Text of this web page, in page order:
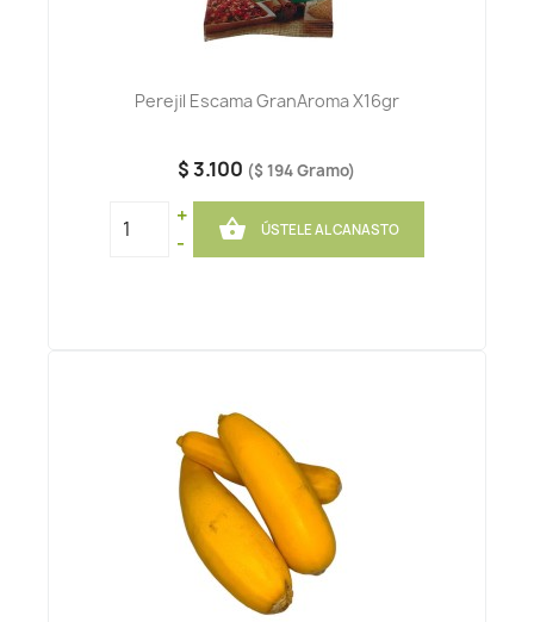
Perejil Escama GranAroma X16gr
$ 3.100 ($ 194 Gramo)
+
-
 ÚSTELE AL CANASTO